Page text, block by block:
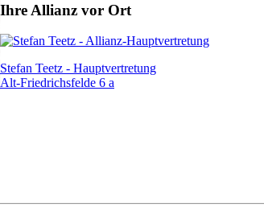
Ihre Allianz vor Ort
Stefan Teetz - Hauptvertretung
Alt-Friedrichsfelde 6 a